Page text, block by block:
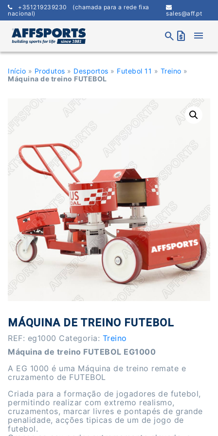
Skip
content
+351219239230 (chamada para a rede fixa
nacional)
sales@aff.pt
search request_quote menu
Início » Produtos » Desportos » Futebol 11 » Treino »
Máquina de treino FUTEBOL
MÁQUINA DE TREINO FUTEBOL
REF: eg1000 Categoria: Treino
Máquina de treino FUTEBOL EG1000
A EG 1000 é uma Máquina de treino remate e
cruzamento de FUTEBOL
Criada para a formação de jogadores de futebol,
permitindo realizar com extremo realismo,
cruzamentos, marcar livres e pontapés de grande
penalidade, acções tipicas de um de jogo de
futebol.